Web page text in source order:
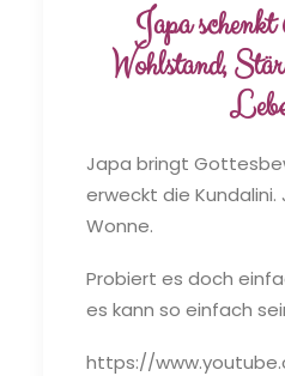
Japa schenkt
Wohlstand,
Japa bringt
erweckt die
Wonne.
Probiert es doch
es kann so einfach
https://